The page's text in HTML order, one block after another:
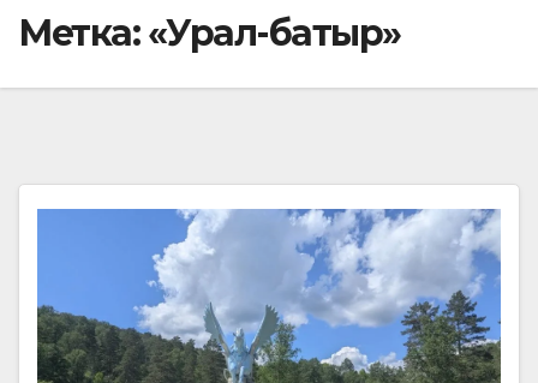
Метка:«Урал-батыр»